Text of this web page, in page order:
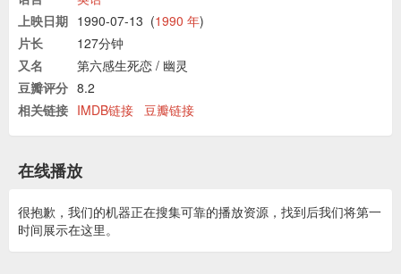
上映日期 1990-07-13 (1990 年)
片长
127分钟
又名
第六感生死恋 / 幽灵
豆瓣评分 8.2
相关链接 IMDB链接 豆瓣链接
在线播放
很抱歉，我们的机器正在搜集可靠的播放资源，找到后我们将第一
时间展示在这里。